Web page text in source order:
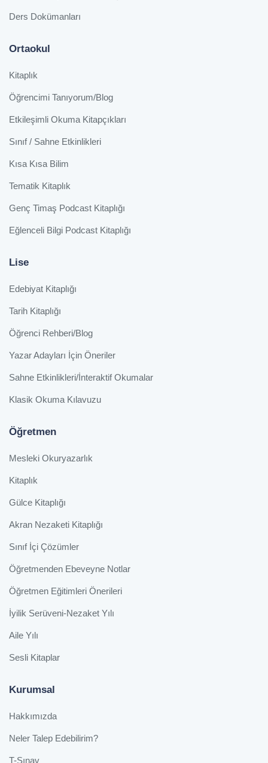
Ders Dokümanları
Ortaokul
Kitaplık
Öğrencimi Tanıyorum/Blog
Etkileşimli Okuma Kitapçıkları
Sınıf / Sahne Etkinlikleri
Kısa Kısa Bilim
Tematik Kitaplık
Genç Timaş Podcast Kitaplığı
Eğlenceli Bilgi Podcast Kitaplığı
Lise
Edebiyat Kitaplığı
Tarih Kitaplığı
Öğrenci Rehberi/Blog
Yazar Adayları İçin Öneriler
Sahne Etkinlikleri/İnteraktif Okumalar
Klasik Okuma Kılavuzu
Öğretmen
Mesleki Okuryazarlık
Kitaplık
Gülce Kitaplığı
Akran Nezaketi Kitaplığı
Sınıf İçi Çözümler
Öğretmenden Ebeveyne Notlar
Öğretmen Eğitimleri Önerileri
İyilik Serüveni-Nezaket Yılı
Aile Yılı
Sesli Kitaplar
Kurumsal
Hakkımızda
Neler Talep Edebilirim?
T-Sınav